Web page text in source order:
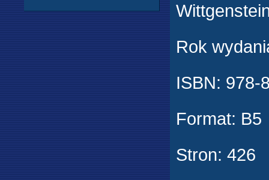
Rok
ISBN: 978-
Format: B5
Stron: 426